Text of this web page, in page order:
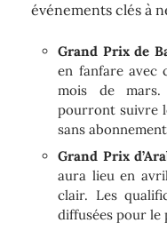
événements clés à
Grand Prix de
en fanfare avec
mois de mars.
pourront suivre
sans
Grand Prix
aura lieu en
clair. Les
diffusées pour le